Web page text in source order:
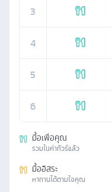
3
4
5
6
มื้อเพื่อคุณ
รวมในค่าทัวร์แล้ว
มื้ออิสระ
หาทานได้ตามใจคุณ